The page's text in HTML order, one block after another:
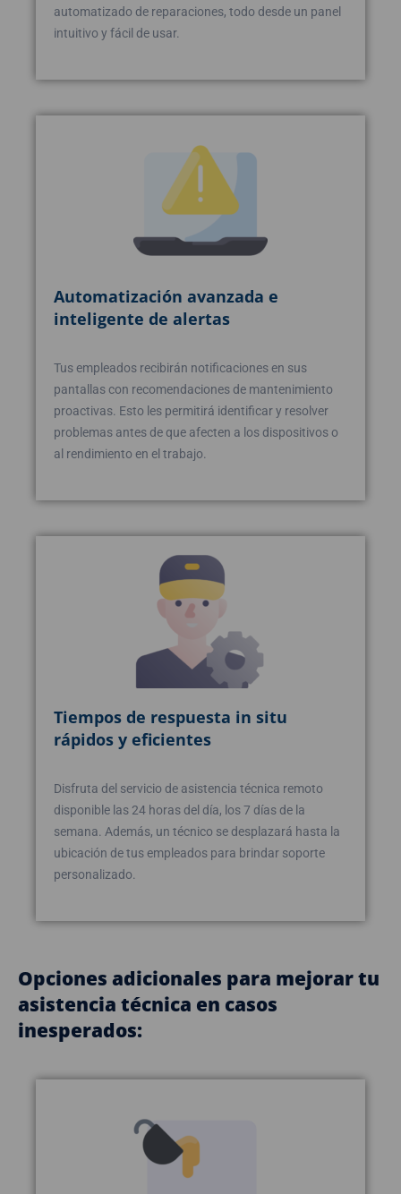
automatizado de reparaciones, todo desde un panel
intuitivo y fácil de usar.
Automatización avanzada e
inteligente de alertas
Tus empleados recibirán notificaciones en sus
pantallas con recomendaciones de mantenimiento
proactivas. Esto les permitirá identificar y resolver
problemas antes de que afecten a los dispositivos o
al rendimiento en el trabajo.
Tiempos de respuesta in situ
rápidos y eficientes
Disfruta del servicio de asistencia técnica remoto
disponible las 24 horas del día, los 7 días de la
semana. Además, un técnico se desplazará hasta la
ubicación de tus empleados para brindar soporte
personalizado.
Opciones adicionales para mejorar tu
asistencia técnica en casos
inesperados: